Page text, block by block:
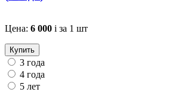
Цена: 6 000 i за 1 шт
Купить
3 года
4 года
5 лет